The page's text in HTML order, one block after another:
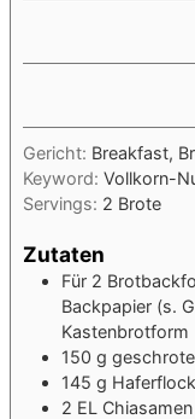
Gericht: Breakfast,
Keyword: Vollkorn-
Servings: 2 Brote
Zutaten
Für 2 Brotbackformen aus Holz und innen liegendem
Backpapier (s.
Kastenbrotform
150 g
145 g
2 EL Chiasamen